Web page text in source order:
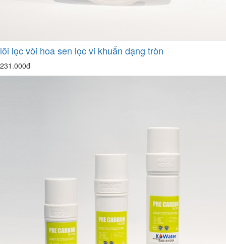
lõi lọc vòi hoa sen lọc vi khuẩn dạng tròn
231.000đ